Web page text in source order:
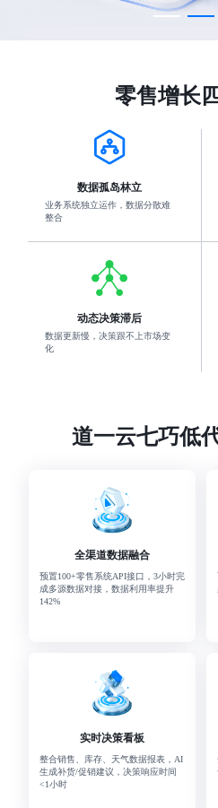
零售增长
数据孤岛林立
业务系统独立运作，数据分散难
整合
动态决策滞后
数据更新慢，决策跟不上市场变
化
道一云七巧低
全渠道数据融合
预置100+零售系统API接口，3小时完
成多源数据对接，数据利用率提升
142%
实时决策看板
整合销售、库存、天气数据报表，AI
生成补货/促销建议，决策响应时间
<1小时